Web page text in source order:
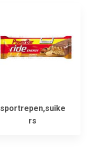
sportrepen,suike
rs